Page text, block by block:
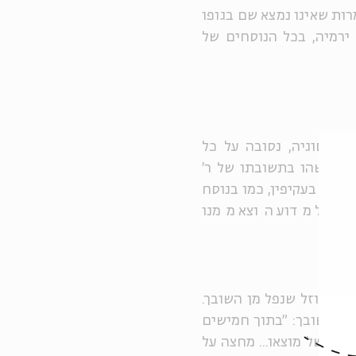
שאינו נמצא שם בגופו
בכל הנוסחים של
הסוגיה, נסובה על כל
משהו בתשובתו של ר'
אם בעקיפין, כמו בנוסח
אבל מדוע הוצא ממנו
בגוזל שנפל מן השובך.
מן השובך: "בתוך חמישים
הוא של מוצאו... מחצה על